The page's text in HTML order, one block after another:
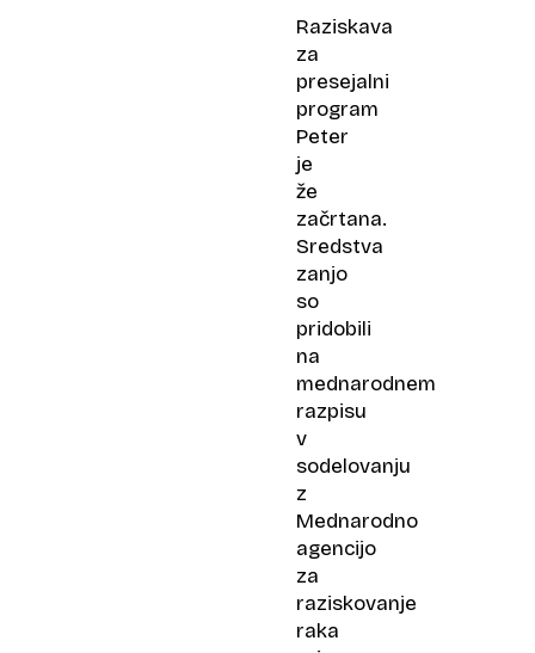
program
odkrivanje
raka
Raziskava
za
presejalni
program
Peter
je
že
začrtana.
Sredstva
zanjo
so
pridobili
na
mednarodnem
razpisu
v
sodelovanju
z
Mednarodno
agencijo
za
raziskovanje
raka